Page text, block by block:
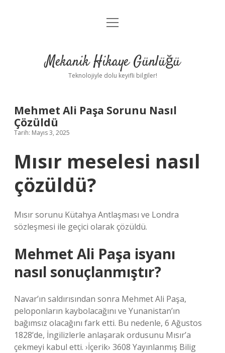
Anasayfa
Yasal Uyarı
menüyü
Mekanik Hikaye Günlüğü
Teknolojiyle dolu keyifli bilgiler!
Mehmet Ali Paşa Sorunu Nasıl
Çözüldü
Tarih: Mayıs 3, 2025
Mısır meselesi nasıl
çözüldü?
Mısır sorunu Kütahya Antlaşması ve Londra
sözleşmesi ile geçici olarak çözüldü.
Mehmet Ali Paşa isyanı
nasıl sonuçlanmıştır?
Navar’ın saldırısından sonra Mehmet Ali Paşa,
peloponların kaybolacağını ve Yunanistan’ın
bağımsız olacağını fark etti. Bu nedenle, 6 Ağustos
1828’de, İngilizlerle anlaşarak ordusunu Mısır’a
çekmeyi kabul etti. ›İçerik› 3608 Yayınlanmış Bilig